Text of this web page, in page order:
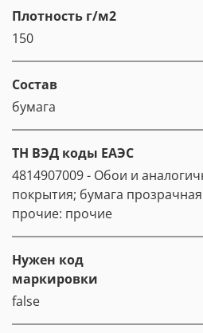
Плотность г/м2
150
Состав
бумага
ТН ВЭД коды ЕАЭС
4814907009 - Обои и
покрытия; бумага
прочие: прочие
Нужен код
маркировки
false